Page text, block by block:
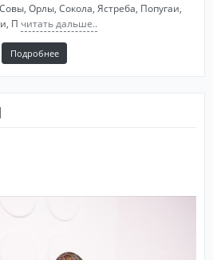
Орлы, Сокола, Ястреба, Попугаи,
П читать дальше..
Подробнее